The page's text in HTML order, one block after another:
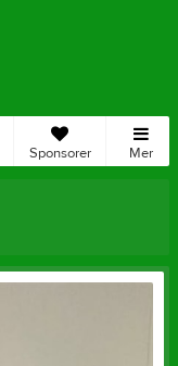
Sponsorer Mer